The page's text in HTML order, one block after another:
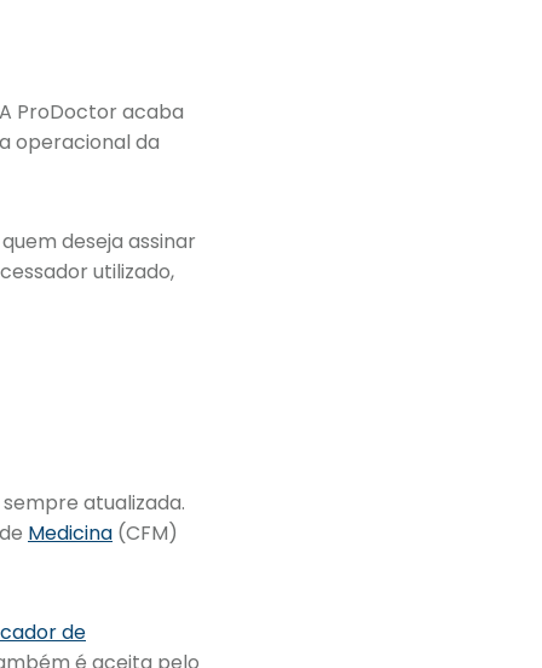
ProDoctor acaba
operacional da
deseja assinar
utilizado,
atualizada.
Medicina (CFM)
de